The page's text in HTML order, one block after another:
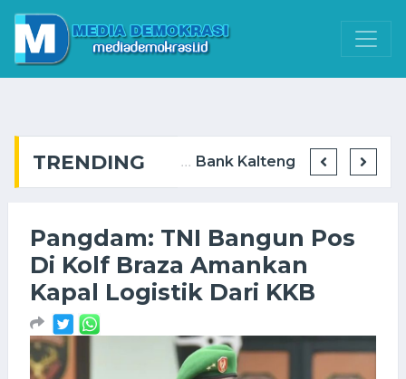
TRENDING
BIS Group Cetak Operator Alat Berat Muda via Program GTO ... Bank Kalteng Cabang Muara Teweh Raih Juara 1 Stan Terbaik Batara Expo ...
Pangdam: TNI Bangun Pos
Di Kolf Braza Amankan
Kapal Logistik Dari KKB